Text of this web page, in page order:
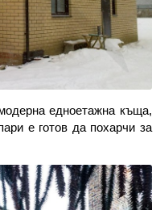
едноетажна къща,
е готов да похарчи за